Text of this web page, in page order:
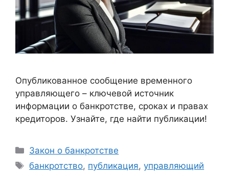
Опубликованное сообщение временного
управляющего – ключевой источник
информации о банкротстве, сроках и правах
кредиторов. Узнайте, где найти публикации!
Рубрики
Закон о банкротстве
Метки
банкротство, публикация,управляющий